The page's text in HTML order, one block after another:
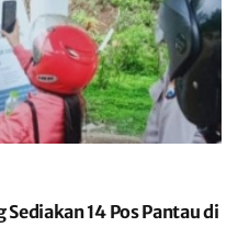
14 Pos Pantau di